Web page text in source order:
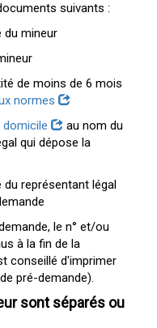
suivants :
du mineur
de moins de 6 mois
normes
domicile
au nom du
qui dépose la
du représentant légal
le n° et/ou
à la fin de la
conseillé d'imprimer
pré-demande).
sont séparés ou